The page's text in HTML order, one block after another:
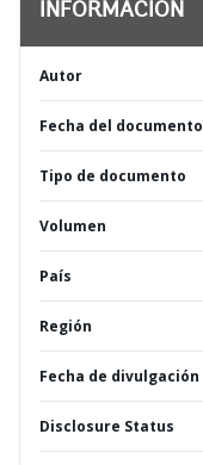
INFORMACIÓN
Autor
Fecha del documento
Tipo de documento
Volumen
País
Región
Fecha de divulgación
Disclosure Status